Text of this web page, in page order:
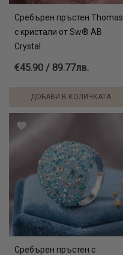
Сребърен пръстен Thomas
с кристали от Sw® AB
Crystal
€45.90 / 89.77лв.
ДОБАВИ В КОЛИЧКАТА
Сребърен пръстен с